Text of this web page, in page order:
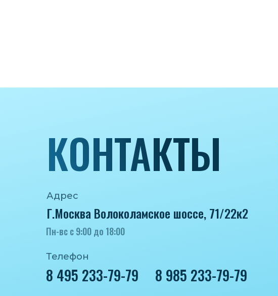
Адрес
Г.Москва Волоколамское шоссе, 71/22к2
Пн-вс с 9:00 до 18:00
Телефон
8 495 233-79-79 8 985 233-79-79
КОНТАКТЫ